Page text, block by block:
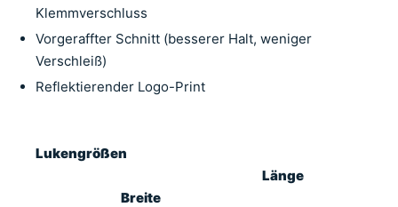
Klemmverschluss
Vorgeraffter Schnitt (besserer Halt, weniger
Verschleiß)
Reflektierender Logo-Print
Lukengrößen
Länge
Breite